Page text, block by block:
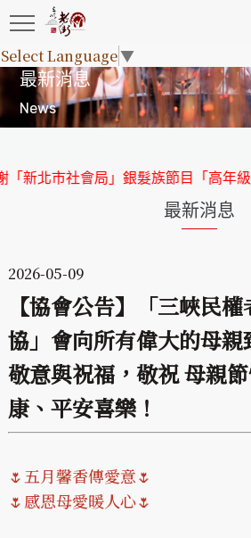
Select Language▼
最新消息
News
北市社會局」銀髮族節目「高年級
最新消息
2026-05-09
【協會公告】「三峽民
協」會向所有偉大的母
敬意與祝福，敬祝 母親
康、平安喜樂！
🌷五月馨香傳愛意🌷
🌷感恩母愛暖人心🌷